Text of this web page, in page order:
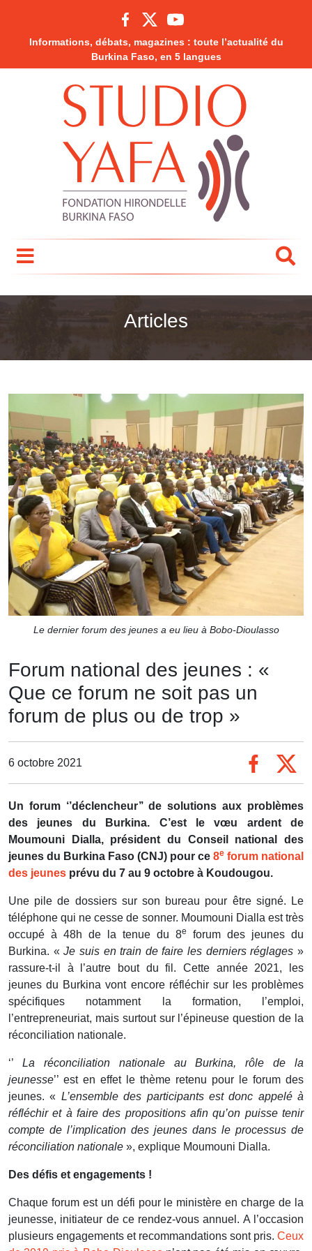
Informations, débats, magazines : toute l’actualité du
Burkina Faso, en 5 langues
Articles
Le dernier forum des jeunes a eu lieu à Bobo-Dioulasso
Forum national des jeunes : «
Que ce forum ne soit pas un
forum de plus ou de trop »
6 octobre 2021
Un forum ‘’déclencheur’’ de solutions aux problèmes
des jeunes du Burkina. C’est le vœu ardent de
Moumouni Dialla, président du Conseil national des
jeunes du Burkina Faso (CNJ) pour ce 8e forum national
des jeunes prévu du 7 au 9 octobre à Koudougou.
Une pile de dossiers sur son bureau pour être signé. Le
téléphone qui ne cesse de sonner. Moumouni Dialla est très
occupé à 48h de la tenue du 8e
forum des jeunes du
Burkina. «Je suis en train de faire les derniers réglages »
rassure-t-il à l’autre bout du fil. Cette année 2021, les
jeunes du Burkina vont encore réfléchir sur les problèmes
spécifiques notamment la formation, l’emploi,
l’entrepreneuriat, mais surtout sur l’épineuse question de la
réconciliation nationale.
‘’ La réconciliation nationale au Burkina, rôle de la
jeunesse’’ est en effet le thème retenu pour le forum des
jeunes. « L’ensemble des participants est donc appelé à
réfléchir et à faire des propositions afin qu’on puisse tenir
compte de l’implication des jeunes dans le processus de
réconciliation nationale », explique Moumouni Dialla.
Des défis et engagements !
Chaque forum est un défi pour le ministère en charge de la
jeunesse, initiateur de ce rendez-vous annuel. A l’occasion
plusieurs engagements et recommandations sont pris. Ceux